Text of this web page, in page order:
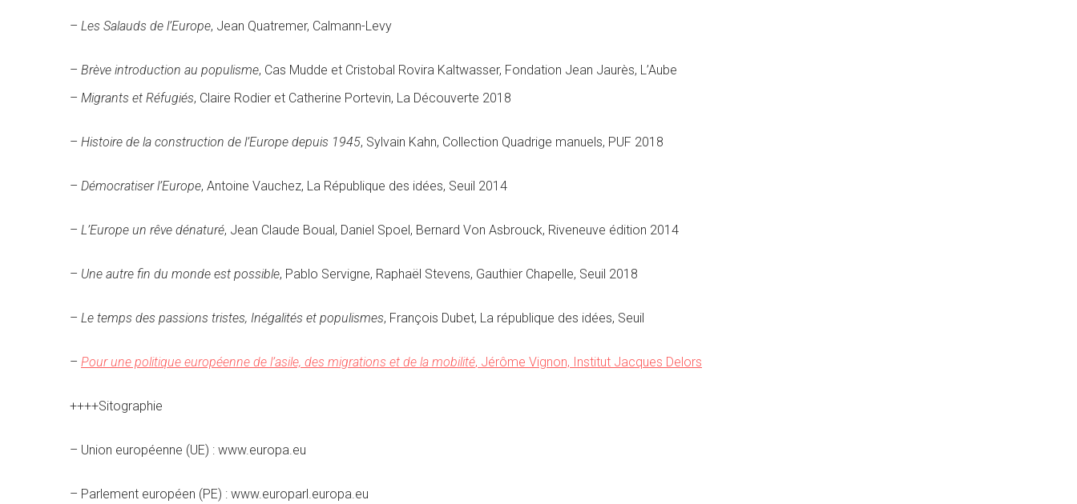
– Les Salauds de l’Europe, Jean Quatremer, Calmann-Levy
– Brève introduction au populisme, Cas Mudde et Cristobal Rovira Kaltwasser, Fondation Jean Jaurès, L’Aube
– Migrants et Réfugiés, Claire Rodier et Catherine Portevin, La Découverte 2018
– Histoire de la construction de l’Europe depuis 1945, Sylvain Kahn, Collection Quadrige manuels, PUF 2018
– Démocratiser l’Europe, Antoine Vauchez, La République des idées, Seuil 2014
– L’Europe un rêve dénaturé, Jean Claude Boual, Daniel Spoel, Bernard Von Asbrouck, Riveneuve édition 2014
– Une autre fin du monde est possible, Pablo Servigne, Raphaël Stevens, Gauthier Chapelle, Seuil 2018
– Le temps des passions tristes, Inégalités et populismes, François Dubet, La république des idées, Seuil
– Pour une politique européenne de l’asile, des migrations et de la mobilité, Jérôme Vignon, Institut Jacques Delors
++++Sitographie
– Union européenne (UE) : www.europa.eu
– Parlement européen (PE) : www.europarl.europa.eu